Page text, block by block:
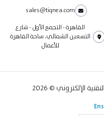
sales@tiqnea.com
القاهرة - التجمع الأول - شارع
التسعين الشمالي، ساحة القاهرة
للأعمال
الإلكتروني © 2026